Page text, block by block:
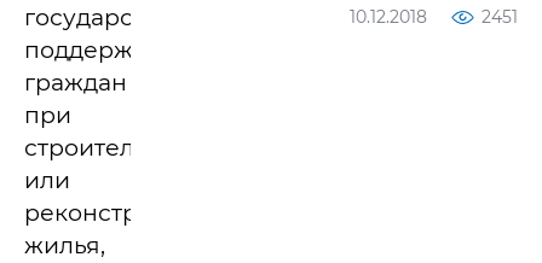
государственной
поддержки
граждан
при
строительстве
или
реконструкции
жилья,
10.12.2018 2451